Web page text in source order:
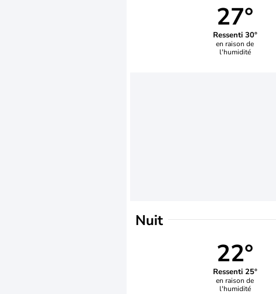
27°
Ressenti 30°
en raison de
l'humidité
Nuit
22°
Ressenti 25°
en raison de
l'humidité